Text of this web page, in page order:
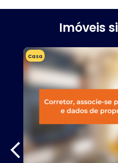
Imóveis
Casa